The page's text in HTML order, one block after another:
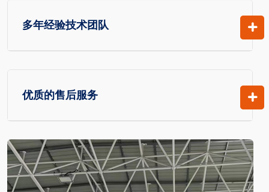
多年经验技术团队
优质的售后服务